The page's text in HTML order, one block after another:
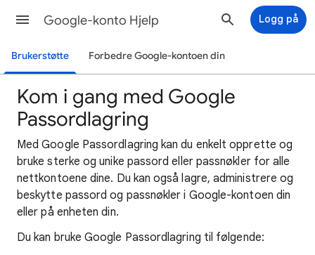
Google-konto Hjelp Logg på
Brukerstøtte Forbedre Google-kontoen din
Kom i gang med Google
Passordlagring
Med Google Passordlagring kan du enkelt opprette og
bruke sterke og unike passord eller passnøkler for alle
nettkontoene dine. Du kan også lagre, administrere og
beskytte passord og passnøkler i Google-kontoen din
eller på enheten din.
Du kan bruke Google Passordlagring til følgende: